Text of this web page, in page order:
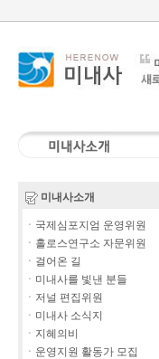
미내사소개
ㆍ국제심포지엄 운영위원
ㆍ홀로스연구소 자문위원
ㆍ걸어온 길
ㆍ미내사를 빛낸 분들
ㆍ저널 편집위원
ㆍ미내사 소식지
ㆍ지혜의비
ㆍ운영지원 활동가 모집